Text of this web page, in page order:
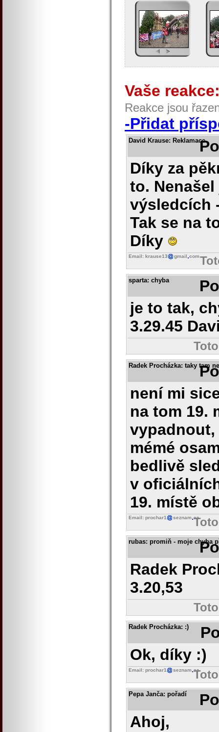
Vaše
Reakce jsou
-Přidat
David Krause: Reklamace
Díky za
to.
výsledcích
Tak se na
Díky
Email: krause13 gmail com
sparta: chyba
je to tak,
3.29.45
Radek Procházka: taky tam
není mi
na tom 19.
mémé
bedlivě
v
19. místě
Email: prochar1 seznam cz
rubas: promiň - moje chyba
Radek
3.20,53
Radek Procházka: :)
Ok, díky :)
Email: prochar1 seznam cz
Pepa Janča: pořadí
Ahoj,